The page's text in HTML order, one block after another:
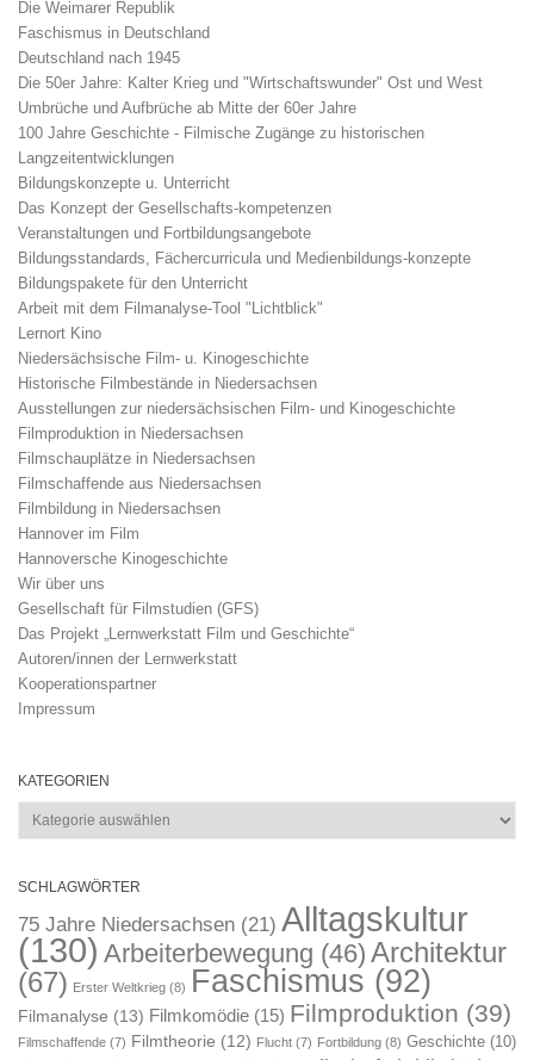
Die Weimarer Republik
Faschismus in Deutschland
Deutschland nach 1945
Die 50er Jahre: Kalter Krieg und "Wirtschaftswunder" Ost und West
Umbrüche und Aufbrüche ab Mitte der 60er Jahre
100 Jahre Geschichte - Filmische Zugänge zu historischen
Langzeitentwicklungen
Bildungskonzepte u. Unterricht
Das Konzept der Gesellschafts-kompetenzen
Veranstaltungen und Fortbildungsangebote
Bildungsstandards, Fächercurricula und Medienbildungs-konzepte
Bildungspakete für den Unterricht
Arbeit mit dem Filmanalyse-Tool "Lichtblick"
Lernort Kino
Niedersächsische Film- u. Kinogeschichte
Historische Filmbestände in Niedersachsen
Ausstellungen zur niedersächsischen Film- und Kinogeschichte
Filmproduktion in Niedersachsen
Filmschauplätze in Niedersachsen
Filmschaffende aus Niedersachsen
Filmbildung in Niedersachsen
Hannover im Film
Hannoversche Kinogeschichte
Wir über uns
Gesellschaft für Filmstudien (GFS)
Das Projekt „Lernwerkstatt Film und Geschichte“
Autoren/innen der Lernwerkstatt
Kooperationspartner
Impressum
KATEGORIEN
Kategorien
SCHLAGWÖRTER
75 Jahre Niedersachsen (21) Alltagskultur
(130) Arbeiterbewegung (46) Architektur
(67) Erster Weltkrieg (8) Faschismus (92)
Filmanalyse (13) Filmkomödie (15) Filmproduktion (39)
Filmschaffende (7) Filmtheorie (12) Flucht (7) Fortbildung (8) Geschichte (10)